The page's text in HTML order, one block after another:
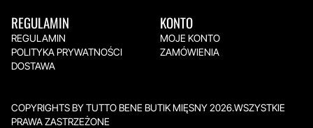
REGULAMIN
REGULAMIN
POLITYKA PRYWATNOŚCI
DOSTAWA
KONTO
MOJE KONTO
ZAMÓWIENIA
COPYRIGHTS BY TUTTO BENE BUTIK MIĘSNY 2026.WSZYSTKIE
PRAWA ZASTRZEŻONE